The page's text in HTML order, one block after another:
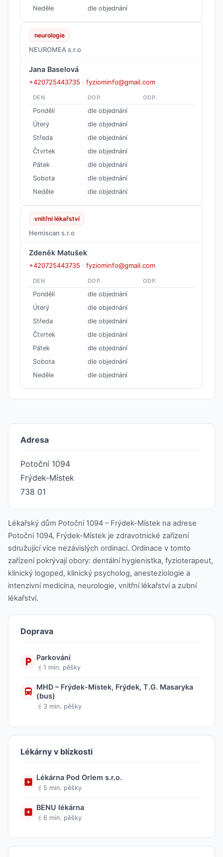
Neděle dle objednání
neurologie
NEUROMEA s.r.o
Jana Baselová
+420725443735 · fyziominfo@gmail.com
DEN DOP. ODP.
Pondělí
dle objednání
Úterý
dle objednání
Středa
dle objednání
Čtvrtek
dle objednání
Pátek
dle objednání
Sobota
dle objednání
Neděle
dle objednání
vnitřní lékařství
Hemiscan s.r.o
Zdeněk Matušek
+420725443735 · fyziominfo@gmail.com
DEN DOP. ODP.
Pondělí
dle objednání
Úterý
dle objednání
Středa
dle objednání
Čtvrtek
dle objednání
Pátek
dle objednání
Sobota
dle objednání
Neděle
dle objednání
Adresa
Potoční 1094
Frýdek-Místek
738 01
Lékařský dům Potoční 1094 – Frýdek-Místek na adrese
Potoční 1094, Frýdek-Místek je zdravotnické zařízení
sdružující více nezávislých ordinací. Ordinace v tomto
zařízení pokrývají obory: dentální hygienistka, fyzioterapeut,
klinický logoped, klinický psycholog, anesteziologie a
intenzivní medicína, neurologie, vnitřní lékařství a zubní
lékařství.
Doprava
Parkování
1 min. pěšky
MHD – Frýdek-Místek, Frýdek, T.G. Masaryka
(bus)
3 min. pěšky
Lékárny v blízkosti
Lékárna Pod Orlem s.r.o.
5 min. pěšky
BENU lékárna
6 min. pěšky